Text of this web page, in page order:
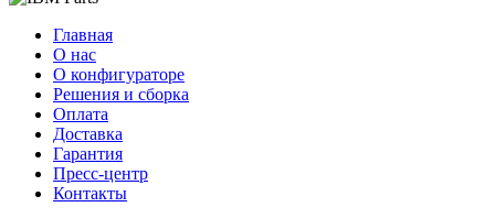
Главная
О нас
О конфигураторе
Решения и сборка
Оплата
Доставка
Гарантия
Пресс-центр
Контакты